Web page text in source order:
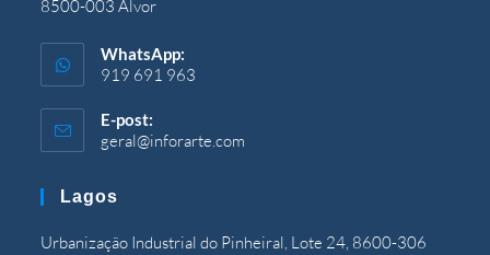
8500-003 Alvor
WhatsApp:
919 691 963
E-post:
geral@inforarte.com
Lagos
Urbanização Industrial do Pinheiral, Lote 24, 8600-306